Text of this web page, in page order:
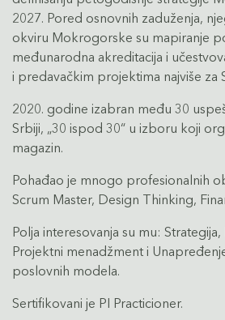
2027. Pored osnovnih zaduženja,
okviru Mokrogorske su mapiranje
međunarodna akreditacija i
i predavačkim projektima najviše za
2020. godine izabran među 30
Srbiji, „30 ispod 30“ u izboru koji
magazin.
Pohađao je mnogo profesionalnih
Scrum Master, Design Thinking,
Polja interesovanja su mu:
Projektni menadžment i
poslovnih modela.
Sertifikovani je PI Practicioner.